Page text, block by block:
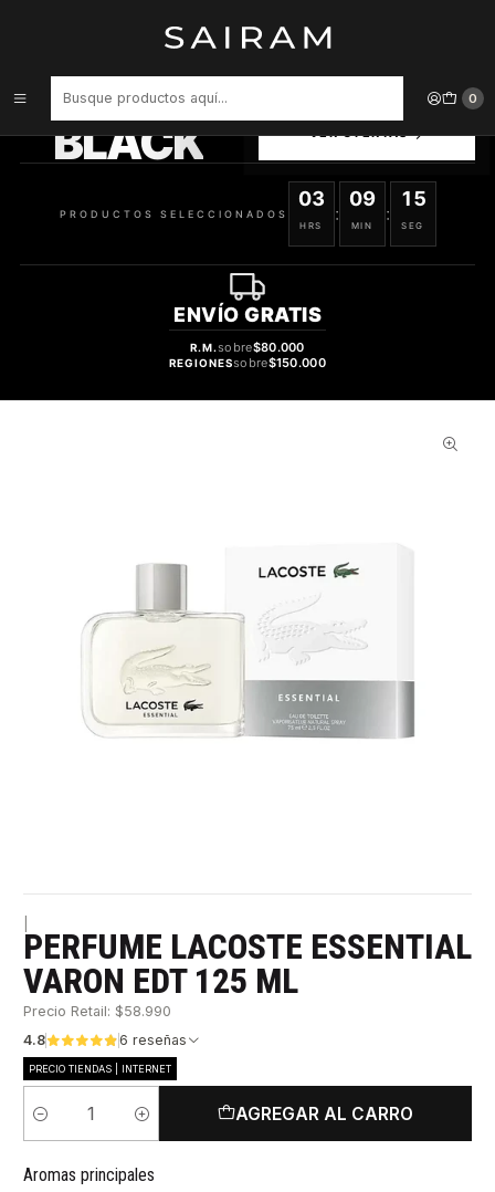
0
PERFUME LACOSTE ESSENTIAL VARON EDT 125 ML
BLACK
SELECCIONADOS
PRODUCTOS SELECCIONADOS
03
HRS
:
09
MIN
:
14
SEG
ENVÍO GRATIS
R.M.sobre$80.000
REGIONESsobre$150.000
PERFUME LACOSTE ESSENTIAL
VARON EDT 125 ML
Precio Retail: $58.990
4.8
6 reseñas
PRECIO TIENDAS | INTERNET
Cantidad
AGREGAR AL CARRO
Aromas principales